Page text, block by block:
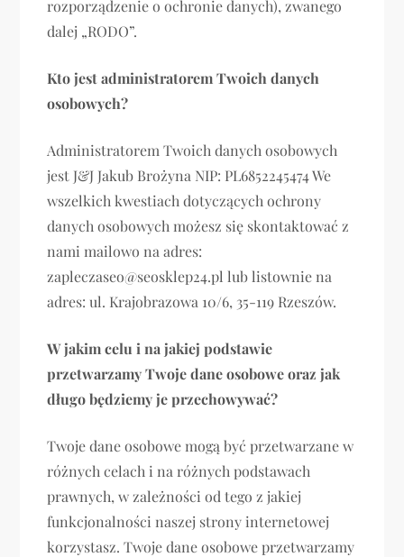
rozporządzenie o ochronie danych), zwanego
dalej „RODO”.
Kto jest administratorem Twoich danych
osobowych?
Administratorem Twoich danych osobowych
jest J&J Jakub Brożyna NIP: PL6852245474 We
wszelkich kwestiach dotyczących ochrony
danych osobowych możesz się skontaktować z
nami mailowo na adres:
zapleczaseo@seosklep24.pl lub listownie na
adres: ul. Krajobrazowa 10/6, 35-119 Rzeszów.
W jakim celu i na jakiej podstawie
przetwarzamy Twoje dane osobowe oraz jak
długo będziemy je przechowywać?
Twoje dane osobowe mogą być przetwarzane w
różnych celach i na różnych podstawach
prawnych, w zależności od tego z jakiej
funkcjonalności naszej strony internetowej
korzystasz. Twoje dane osobowe przetwarzamy